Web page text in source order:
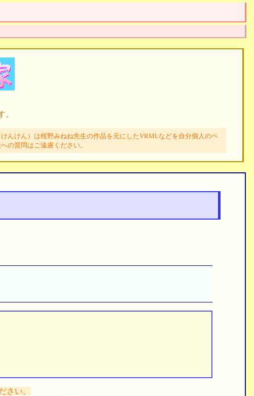
んけん）は桜野みねね先生の作品を元にしたVRMLなどを自分個人のペ
の質問はご遠慮ください。
さい。